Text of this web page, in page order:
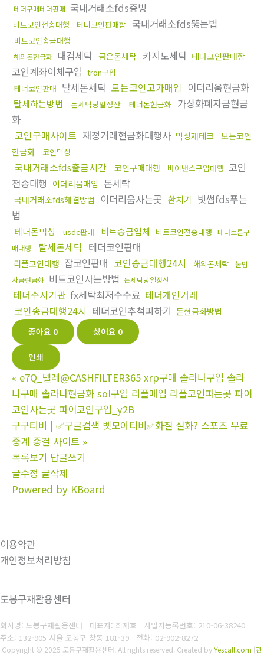
테더구매테더판매 국내거래소fds증빙
비트코인전송대행 테더코인판매함 국내거래소fds뚫는법
비트코인송금대행
해외돈현금화 대검세탁 금은돈세탁 카지노세탁 테더코인판매함
코인계좌이체구입 tron구입
테더코인판매 탈세돈세탁 모든코인고가매입 이더리움현금화
탈세하는방법 돈세탁당일정산 테더돈현금화 가상화폐자금현금
화
코인구매사이트 재정거래현금화대행사 믹싱재테크 모든코인
현금화
코인믹싱
국내거래소fds출금시간 코인구매대행 바이낸스구입대행 코인
전송대행 이더리움매입 돈세탁
국내거래소fds해결방법 이더리움사는곳 환치기 빗썸fds푸는
법
테더돈믹싱 usdc판매 비트송금업체 비트코인전송대행 테더트론구
매대행
탈세돈세탁 테더코인판매
리플코인대행 잡코인판매 코인송금대행24시 해외돈세탁
불법
자금현금화 비트코인사는방법 돈세탁당일정산
테더수사기관 fx세탁최저수수료 테더개인거래
코인송금대행24시 테더코인추척피하기 돈현금화방법
좋아요 0 싫어요 0
인쇄
« e7Q_텔레@CASHFILTER365 xrp구매 솔라나구입 솔라
나구매 솔라나현금화 sol구입 리플매입 리플코인파는곳 파이
코인사는곳 파이코인구입_y2B
구구티비 | ✅구글검색 벳모아티비✅화질 실화? 스포츠 무료
중계 종결 사이트 »
목록보기 답글쓰기
글수정 글삭제
Powered by KBoard
이용약관
개인정보처리방침
도봉구재활용센터
회사명: 도봉구재활용센터 대표자: 최재호 사업자등록번호: 210-06-38240
주소: 132-905 서울 도봉구 창동 181-39 전화: 02-902-8272
Copyright © 2025 도봉구재활용센터. All rights reserved. Created byYescall.com [관